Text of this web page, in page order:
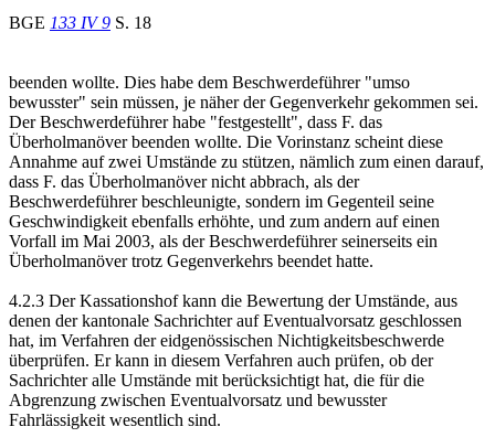
BGE 133 IV 9 S. 18
beenden wollte. Dies habe dem Beschwerdeführer "umso
bewusster" sein müssen, je näher der Gegenverkehr gekommen sei.
Der Beschwerdeführer habe "festgestellt", dass F. das
Überholmanöver beenden wollte. Die Vorinstanz scheint diese
Annahme auf zwei Umstände zu stützen, nämlich zum einen darauf,
dass F. das Überholmanöver nicht abbrach, als der
Beschwerdeführer beschleunigte, sondern im Gegenteil seine
Geschwindigkeit ebenfalls erhöhte, und zum andern auf einen
Vorfall im Mai 2003, als der Beschwerdeführer seinerseits ein
Überholmanöver trotz Gegenverkehrs beendet hatte.
4.2.3 Der Kassationshof kann die Bewertung der Umstände, aus
denen der kantonale Sachrichter auf Eventualvorsatz geschlossen
hat, im Verfahren der eidgenössischen Nichtigkeitsbeschwerde
überprüfen. Er kann in diesem Verfahren auch prüfen, ob der
Sachrichter alle Umstände mit berücksichtigt hat, die für die
Abgrenzung zwischen Eventualvorsatz und bewusster
Fahrlässigkeit wesentlich sind.